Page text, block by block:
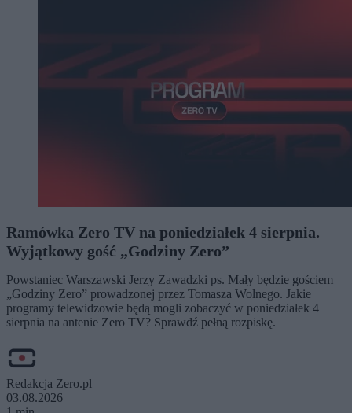
Ramówka Zero TV na poniedziałek 4 sierpnia.
Wyjątkowy gość „Godziny Zero”
Powstaniec Warszawski Jerzy Zawadzki ps. Mały będzie gościem
„Godziny Zero” prowadzonej przez Tomasza Wolnego. Jakie
programy telewidzowie będą mogli zobaczyć w poniedziałek 4
sierpnia na antenie Zero TV? Sprawdź pełną rozpiskę.
Redakcja Zero.pl
03.08.2026